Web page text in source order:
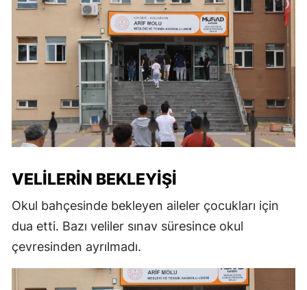
VELILERIN BEKLEYIŞI
Okul bahçesinde bekleyen aileler çocukları için
dua etti. Bazı veliler sınav süresince okul
çevresinden ayrılmadı.